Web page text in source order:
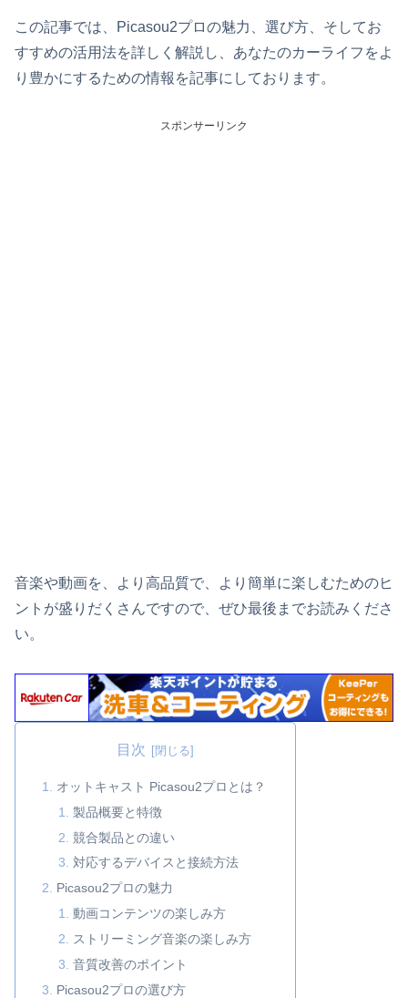
この記事では、Picasou2プロの魅力、選び方、そしてお
すすめの活用法を詳しく解説し、あなたのカーライフをよ
り豊かにするための情報を記事にしております。
スポンサーリンク
音楽や動画を、より高品質で、より簡単に楽しむためのヒ
ントが盛りだくさんですので、ぜひ最後までお読みくださ
い。
目次
オットキャスト Picasou2プロとは？
製品概要と特徴
競合製品との違い
対応するデバイスと接続方法
Picasou2プロの魅力
動画コンテンツの楽しみ方
ストリーミング音楽の楽しみ方
音質改善のポイント
Picasou2プロの選び方